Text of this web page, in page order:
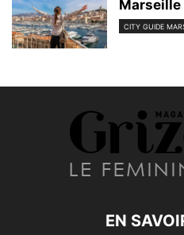
Marseille
CITY GUIDE
EN